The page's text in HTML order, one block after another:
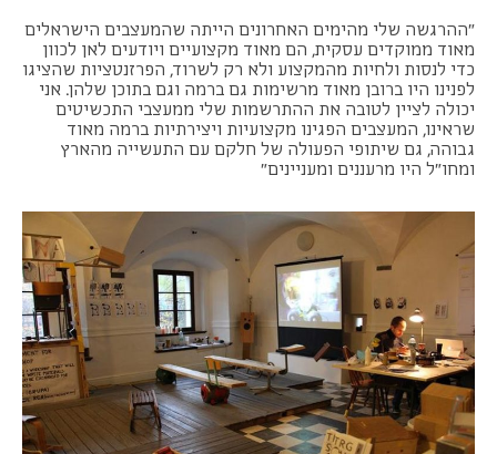
"ההרגשה שלי מהימים האחרונים הייתה שהמעצבים הישראלים
מאוד ממוקדים עסקית, הם מאוד מקצועיים ויודעים לאן לכוון
כדי לנסות ולחיות מהמקצוע ולא רק לשרוד, הפרזנטציות שהציגו
לפנינו היו ברובן מאוד מרשימות גם ברמה וגם בתוכן שלהן. אני
יכולה לציין לטובה את ההתרשמות שלי ממעצבי התכשיטים
שראינו, המעצבים הפגינו מקצועיות ויצירתיות ברמה מאוד
גבוהה, גם שיתופי הפעולה של חלקם עם התעשייה מהארץ
ומחו"ל היו מרעננים ומעניינים"